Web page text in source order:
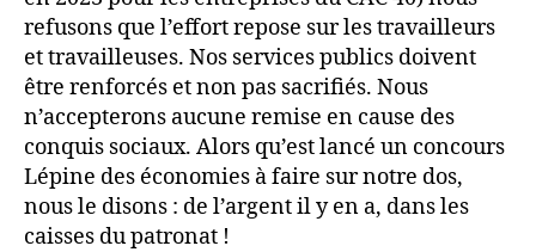
refusons que l’effort repose sur les travailleurs
et travailleuses. Nos services publics doivent
être renforcés et non pas sacrifiés. Nous
n’accepterons aucune remise en cause des
conquis sociaux. Alors qu’est lancé un concours
Lépine des économies à faire sur notre dos,
nous le disons : de l’argent il y en a, dans les
caisses du patronat !